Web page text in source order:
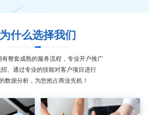
广、网站建
为什么选择我们
有整套成熟的服务流程，专业开户推广
、通过专业的技能对客户项目进行
数据分析，为您抢占商业先机！